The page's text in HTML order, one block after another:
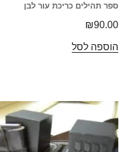
ספר תהילים כריכת עור לבן
₪90.00
הוספה לסל